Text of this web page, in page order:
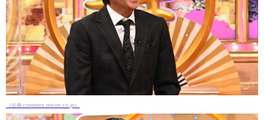
（出典 contents.oricon.co.jp）